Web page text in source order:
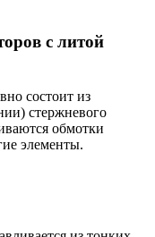
с литой
состоит из
стержневого
обмотки
элементы.